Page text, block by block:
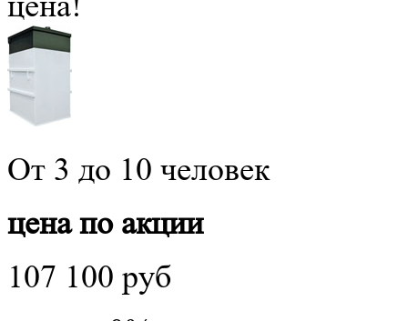
От 3 до 10 человек
цена по акции
107 100 руб